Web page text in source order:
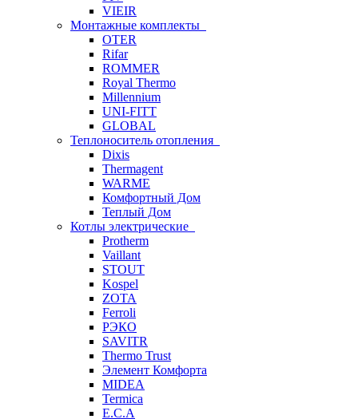
VIEIR
Монтажные комплекты
OTER
Rifar
ROMMER
Royal Thermo
Millennium
UNI-FITT
GLOBAL
Теплоноситель отопления
Dixis
Thermagent
WARME
Комфортный Дом
Теплый Дом
Котлы электрические
Protherm
Vaillant
STOUT
Kospel
ZOTA
Ferroli
РЭКО
SAVITR
Thermo Trust
Элемент Комфорта
MIDEA
Termica
E.C.A